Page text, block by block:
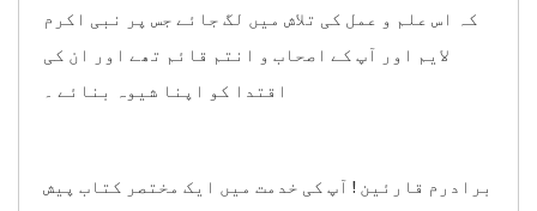
کہ اس علم و عمل کی تلاش میں لگ جائے جس پر نبی اکرم
لایم اور آپ کے اصحاب و انتم قائم تھے اور ان کی
برادرم قارئین ! آپ کی خدمت میں ایک مختصر کتاب پیش